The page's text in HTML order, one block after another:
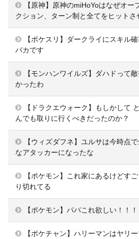
【原神】原神のmiHoYoはなぜオー
クション、ターン制と全てをヒット
【ポケスリ】ダークライにスキル
バカです
【モンハンワイルズ】ダハドって
かったわ
【ドラクエウォーク】もしかして
んでも取りに行くべきだったのか？
【ウィズダフネ】ユルサは今時点
なアタッカーになったな
【ポケモン】これ家にあるけどす
り切れてる
【ポケモン】パパこれ欲しい！！！
【ポケチャン】ハリーマンはヤリ